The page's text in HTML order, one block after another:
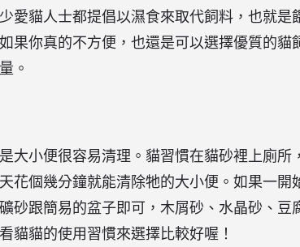
愛貓人士都提倡以濕食來取代飼料，也就是
果你真的不方便，也還是可以選擇優質的貓
。
大小便很容易清理。貓習慣在貓砂裡上廁所
花個幾分鐘就能清除牠的大小便。如果一開
砂跟簡易的盆子即可，木屑砂、水晶砂、豆
貓貓的使用習慣來選擇比較好喔！